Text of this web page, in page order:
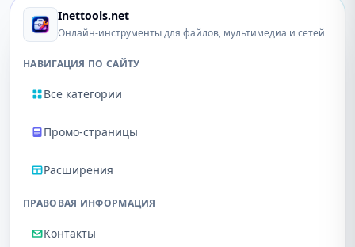
Inettools.net
Онлайн-инструменты для файлов, мультимедиа и сетей
НАВИГАЦИЯ ПО САЙТУ
Все категории
Промо-страницы
Расширения
ПРАВОВАЯ ИНФОРМАЦИЯ
Контакты